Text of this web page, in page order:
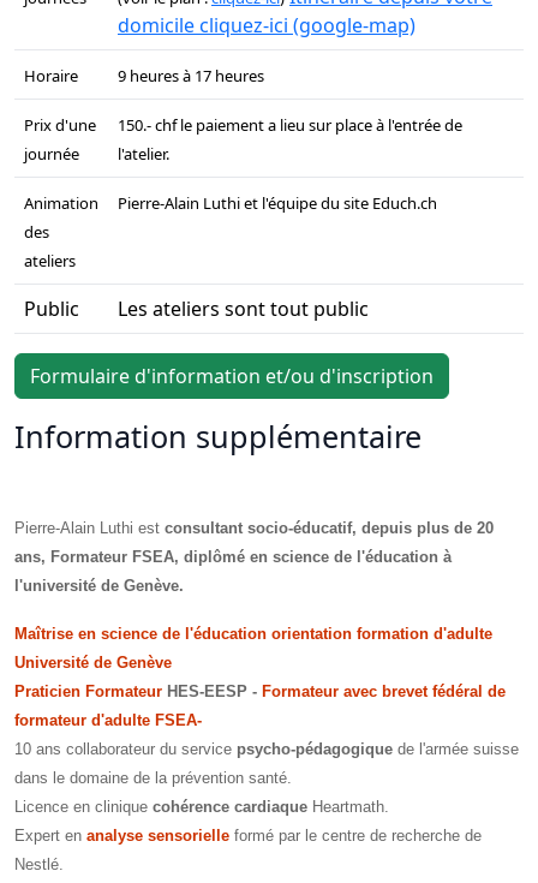
domicile cliquez-ici (google-map)
Horaire 9 heures à 17 heures
Prix d'une
journée
150.- chf le paiement a lieu sur place à l'entrée de
l'atelier.
Animation
des
ateliers
Pierre-Alain Luthi et l'équipe du site Educh.ch
Public Les ateliers sont tout public
Formulaire d'information et/ou d'inscription
Information supplémentaire
Pierre-Alain Luthi est consultant socio-éducatif, depuis plus de 20
ans, Formateur FSEA, diplômé en science de l'éducation à
l'université de Genève.
Maîtrise en science de l'éducation orientation formation d'adulte
Université de Genève
Praticien Formateur HES-EESP - Formateur avec brevet fédéral de
formateur d'adulte FSEA-
10 ans collaborateur du service psycho-pédagogique de l'armée suisse
dans le domaine de la prévention santé.
Licence en clinique cohérence cardiaque Heartmath.
Expert en analyse sensorielle formé par le centre de recherche de
Nestlé.